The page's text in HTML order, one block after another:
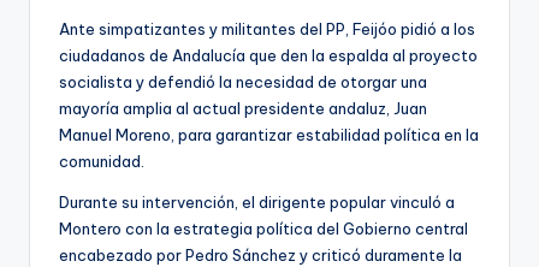
Ante simpatizantes y militantes del PP, Feijóo pidió a los
ciudadanos de Andalucía que den la espalda al proyecto
socialista y defendió la necesidad de otorgar una
mayoría amplia al actual presidente andaluz, Juan
Manuel Moreno, para garantizar estabilidad política en la
comunidad.
Durante su intervención, el dirigente popular vinculó a
Montero con la estrategia política del Gobierno central
encabezado por Pedro Sánchez y criticó duramente la